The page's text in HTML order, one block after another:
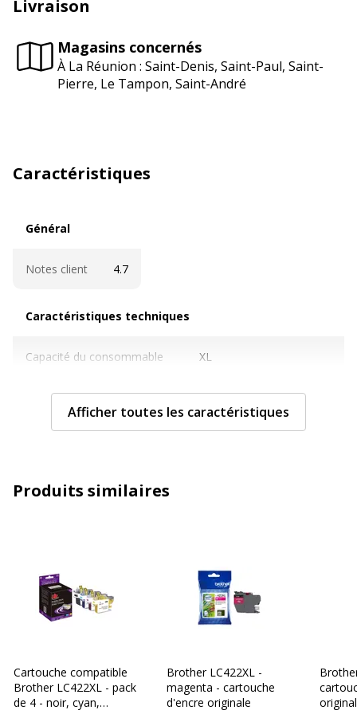
Livraison
Magasins concernés
À La Réunion : Saint-Denis, Saint-Paul, Saint-
Pierre, Le Tampon, Saint-André
Caractéristiques
Général
Notes client 4.7
Caractéristiques techniques
Capacité du consommable XL
Cartouches de marque Oui
Nombre de pages
Type de consommable Cartouche d'encre
Catégorie d'accessoire
Consommables
d'impression
Afficher toutes les caractéristiques
Produits similaires
Cartouche compatible
Brother LC422XL - pack
de 4 - noir, cyan,
Brother LC422XL -
magenta - cartouche
d'encre originale